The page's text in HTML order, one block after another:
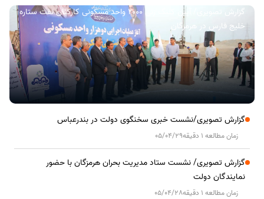
گزارش تصویری/ آیین کلنگ زنی ۲۰۰۰ واحد مسکونی کارکنان نفت ستاره
خلیج فارس در هرمزگان
گزارش تصویری/نشست خبری سخنگوی دولت در بندرعباس
زمان مطالعه 1 دقیقه 05/04/29
گزارش تصویری/ نشست ستاد مدیریت بحران هرمزگان با حضور
نمایندگان دولت
زمان مطالعه 1 دقیقه 05/04/28